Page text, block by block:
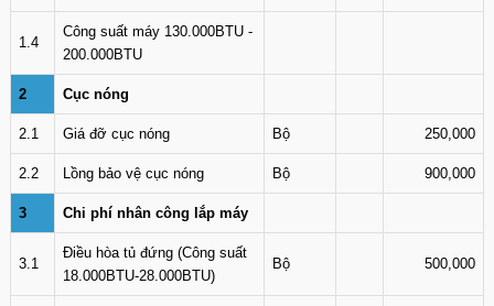
1.4
Công suất máy 130.000BTU -
200.000BTU
2 Cục nóng
2.1 Giá đỡ cục nóng Bộ 250,000
2.2 Lồng bảo vệ cục nóng Bộ 900,000
3 Chi phí nhân công lắp máy
3.1
Điều hòa tủ đứng (Công suất
18.000BTU-28.000BTU)
Bộ 500,000